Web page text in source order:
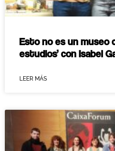
Esto no es un museo
estudios’ con Isabel
LEER MÁS